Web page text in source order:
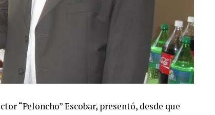
“Peloncho” Escobar, presentó, desde que